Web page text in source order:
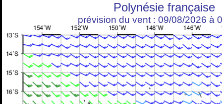
Polynésie française
prévision du vent : 09/08/2026 à